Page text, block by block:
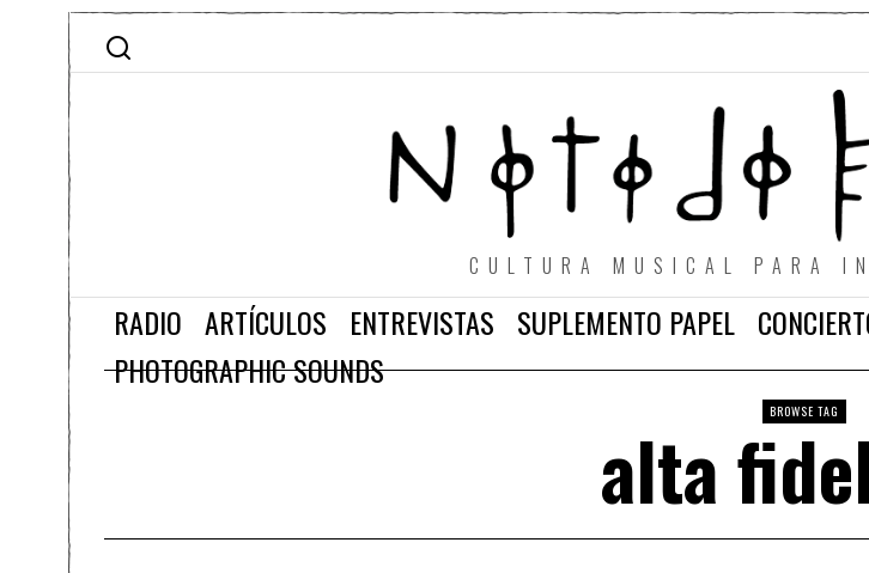
CULTURA MUSICAL PARA
RADIO ARTÍCULOS ENTREVISTAS SUPLEMENTO PAPEL
PHOTOGRAPHIC SOUNDS
BROWSE TAG
alta